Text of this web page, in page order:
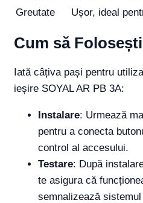
Greutate
Ușor, ideal
Cum să Folosești
Iată câțiva pași pentru
ieșire SOYAL AR PB 3A:
Instalare: Urmează
pentru a conecta
control al accesului.
Testare: După
te asigura că
semnalizează